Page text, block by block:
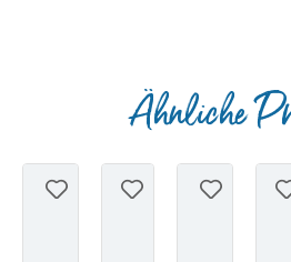
Ähnliche